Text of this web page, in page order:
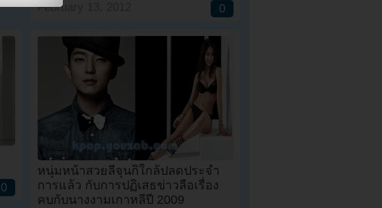
February 13, 2012 0
0
หนุ่มหน้าสวยลีจุนกิใกล้ปลดประจำ
การแล้ว กับการปฏิเสธข่าวลือเรื่อง
คบกับนางงามเกาหลีปี 2009